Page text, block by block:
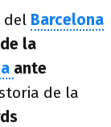
del Barcelona
la
ante
de la